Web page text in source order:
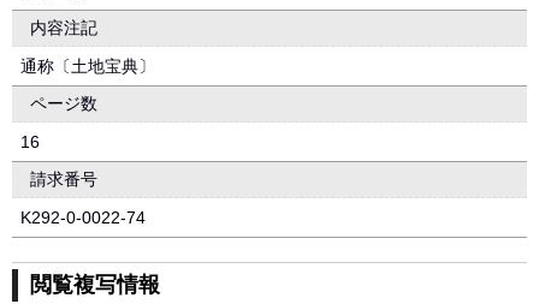
内容注記
通称〔土地宝典〕
ページ数
16
請求番号
K292-0-0022-74
閲覧複写情報